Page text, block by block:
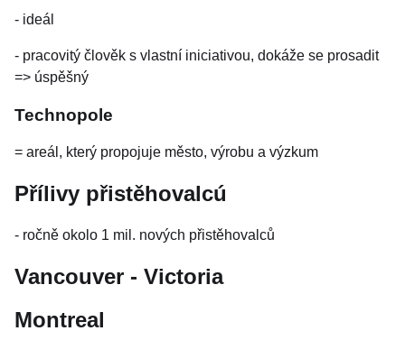
- ideál
- pracovitý člověk s vlastní iniciativou, dokáže se prosadit
=> úspěšný
Technopole
= areál, který propojuje město, výrobu a výzkum
Přílivy přistěhovalcú
- ročně okolo 1 mil. nových přistěhovalců
Vancouver - Victoria
Montreal